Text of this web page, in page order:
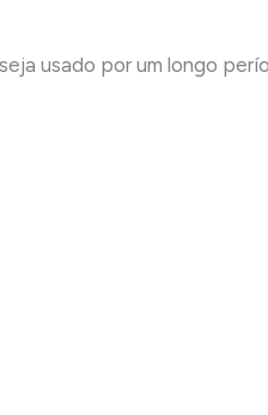
usado por um longo